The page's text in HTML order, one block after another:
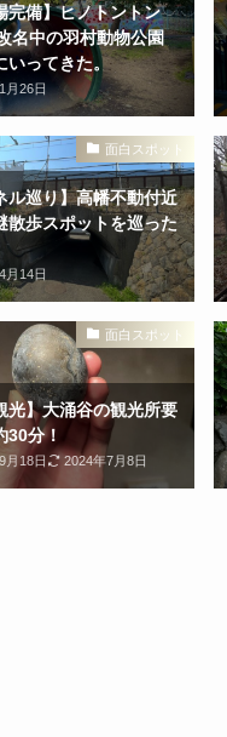
完備】ヒノトントン
名中の羽村動物公園
いってきた。
月26日
面白スポット
ル巡り】高幡不動付近
散歩スポットを巡った
月14日
面白スポット
光】大涌谷の観光所要
30分！
月18日 2024年7月8日